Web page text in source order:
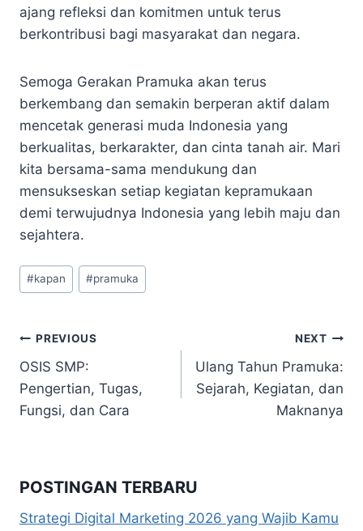
ajang refleksi dan komitmen untuk terus
berkontribusi bagi masyarakat dan negara.
Semoga Gerakan Pramuka akan terus
berkembang dan semakin berperan aktif dalam
mencetak generasi muda Indonesia yang
berkualitas, berkarakter, dan cinta tanah air. Mari
kita bersama-sama mendukung dan
mensukseskan setiap kegiatan kepramukaan
demi terwujudnya Indonesia yang lebih maju dan
sejahtera.
Post
Tags:
#kapan #pramuka
Navigasi
pos
PREVIOUS
OSIS SMP:
Pengertian, Tugas,
Fungsi, dan Cara
NEXT
Ulang Tahun Pramuka:
Sejarah, Kegiatan, dan
Maknanya
POSTINGAN TERBARU
Strategi Digital Marketing 2026 yang Wajib Kamu